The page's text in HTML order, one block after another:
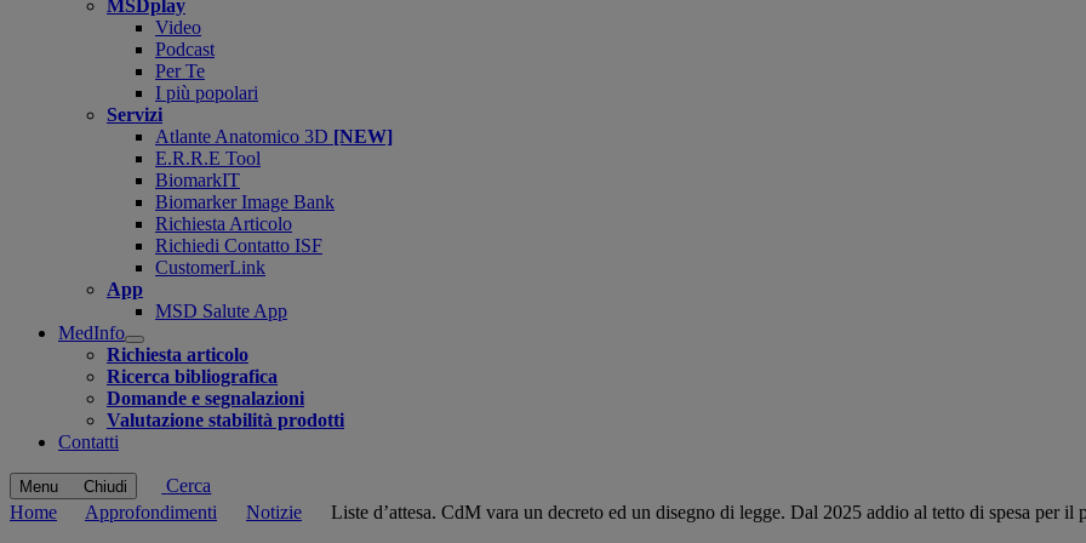
MSDplay
Video
Podcast
Per Te
I più popolari
Servizi
Atlante Anatomico 3D [NEW]
E.R.R.E Tool
BiomarkIT
Biomarker Image Bank
Richiesta Articolo
Richiedi Contatto ISF
CustomerLink
App
MSD Salute App
MedInfo
Open
submenu
Richiesta articolo
Ricerca bibliografica
Domande e segnalazioni
Valutazione stabilità prodotti
Contatti
Menu Chiudi
Cerca
Home
Approfondimenti Notizie Liste d’attesa. CdM vara un decreto ed un disegno di legge. Dal 2025 addio al tetto di spesa per il